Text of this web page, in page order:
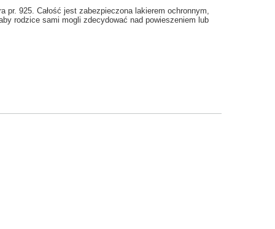
925. Całość jest zabezpieczona lakierem ochronnym,
rodzice sami mogli zdecydować nad powieszeniem lub